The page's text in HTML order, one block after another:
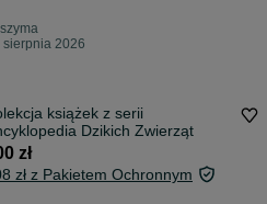
sierpnia 2026
książek z serii
Dzikich Zwierząt
zł
zł z Pakietem Ochronnym